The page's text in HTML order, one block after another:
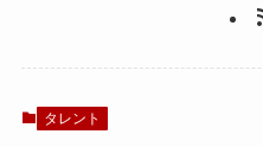
タレント